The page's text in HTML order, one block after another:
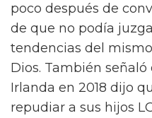
poco después de
de que no podía
tendencias del
Dios. También
Irlanda en 2018 dijo
repudiar a sus hijos